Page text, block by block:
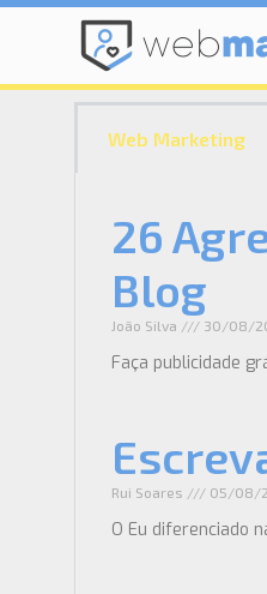
Web Marketing
26
Blog
João Silva 30/08/
Faça publicidade
Rui Soares 05/08/
O Eu diferenciado